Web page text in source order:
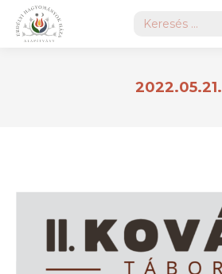
Search:
2022.05.21.